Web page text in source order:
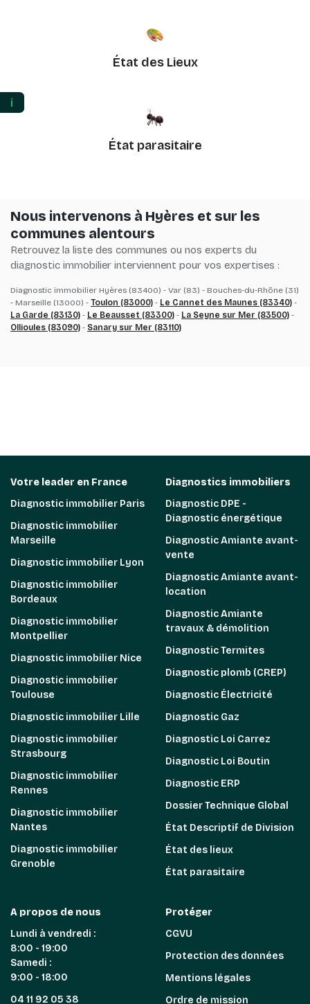
État des Lieux
État parasitaire
Nous intervenons à Hyères et sur les
communes alentours
Retrouvez la liste des communes ou nos experts du
diagnostic immobilier interviennent pour vos expertises :
Diagnostic immobilier Hyères (83400) - Var (83) - Bouches-du-Rhône (31)
- Marseille (13000) - Toulon (83000) - Le Cannet des Maunes (83340) -
La Garde (83130) - Le Beausset (83300) - La Seyne sur Mer (83500) -
Ollioules (83090) - Sanary sur Mer (83110)
Votre leader en France
Diagnostic immobilier Paris
Diagnostic immobilier
Marseille
Diagnostic immobilier Lyon
Diagnostic immobilier
Bordeaux
Diagnostic immobilier
Montpellier
Diagnostic immobilier Nice
Diagnostic immobilier
Toulouse
Diagnostic immobilier Lille
Diagnostic immobilier
Strasbourg
Diagnostic immobilier
Rennes
Diagnostic immobilier
Nantes
Diagnostic immobilier
Grenoble
Diagnostics immobiliers
Diagnostic DPE -
Diagnostic énergétique
Diagnostic Amiante avant-
vente
Diagnostic Amiante avant-
location
Diagnostic Amiante
travaux & démolition
Diagnostic Termites
Diagnostic plomb (CREP)
Diagnostic Électricité
Diagnostic Gaz
Diagnostic Loi Carrez
Diagnostic Loi Boutin
Diagnostic ERP
Dossier Technique Global
État Descriptif de Division
État des lieux
État parasitaire
A propos de nous
Lundi à vendredi :
8:00 - 19:00
Samedi :
9:00 - 18:00
04 11 92 05 38
Protéger
CGVU
Protection des données
Mentions légales
Ordre de mission
ℹ️